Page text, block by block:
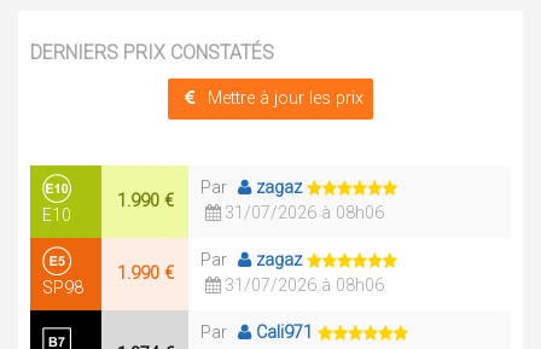
DERNIERS PRIX CONSTATÉS
Mettre à jour les prix
E10
1.990 €
Par
zagaz
31/07/2026 à 08h06
SP98
1.990 €
Par
zagaz
31/07/2026 à 08h06
Par
Cali971